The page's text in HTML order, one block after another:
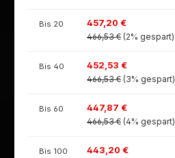
Bis 20
457,20 €
466,53 € (2% gespart)
Bis 40
452,53 €
466,53 € (3% gespart)
Bis 60
447,87 €
466,53 € (4% gespart)
Bis 100 443,20 €